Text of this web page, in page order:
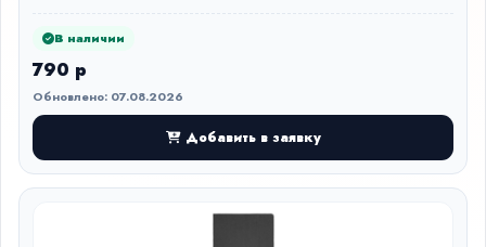
В наличии
790 р
Обновлено: 07.08.2026
Добавить в заявку